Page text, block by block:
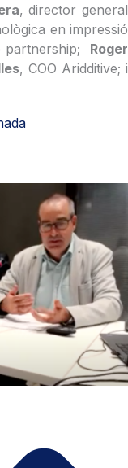
, director general
en impressió
partnership; Roger
, COO Aridditive; i